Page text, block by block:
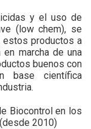
y el uso de
(low chem), se
estos productos a
marcha de una
buenos con
base científica
Biocontrol en los
2010)